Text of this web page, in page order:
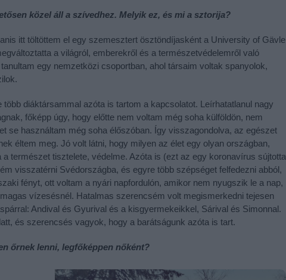
közel áll a szívedhez. Melyik ez, és mi a sztorija?
itt töltöttem el egy szemesztert ösztöndíjasként a University of Gävle
a világról, emberekről és a természetvédelemről való
egy nemzetközi csoportban, ahol társaim voltak spanyolok,
diáktársammal azóta is tartom a kapcsolatot. Leírhatatlanul nagy
főképp úgy, hogy előtte nem voltam még soha külföldön, nem
se használtam még soha élőszóban. Így visszagondolva, az egészet
éltem meg. Jó volt látni, hogy milyen az élet egy olyan országban,
természet tisztelete, védelme. Azóta is (ezt az egy koronavírus sújtotta
visszatérni Svédországba, és egyre több szépséget felfedezni abból,
fényt, ott voltam a nyári napfordulón, amikor nem nyugszik le a nap,
vízesésnél. Hatalmas szerencsém volt megismerkedni tejesen
Andival és Gyurival és a kisgyermekeikkel, Sárival és Simonnal.
és szerencsés vagyok, hogy a barátságunk azóta is tart.
őrnek lenni, legfőképpen nőként?